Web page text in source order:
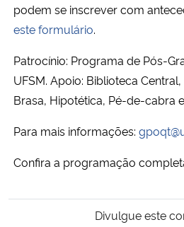
podem se inscrever com
este formulário.
Patrocínio: Programa de Pós-
UFSM. Apoio: Biblioteca
Brasa, Hipotética, Pé-de-cabra
Para mais informações:
Confira a programação
Divulgue este